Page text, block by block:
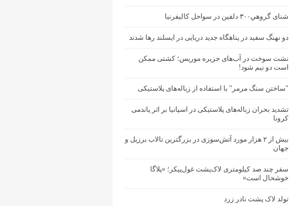
شنای گروهیِ۳۰۰ دلفین در سواحل کالیفرنیا
دو نهنگ‌ سفید در پناهگاه جدید دریایی در ایسلند رها شدند
نشت سوخت در آب‌های جزیره موریس؛ کشتی ممکن
است دو نیم شود!
"ساختن سنگ مرمر" با استفاده از زباله‌های پلاستیکی
تشدید بحران زباله‌های پلاستیکی در اسپانیا بر اثر پاندمی
کرونا
بیش از ۲ هزار مورد آتش‌سوزی در بزرگترین تالاب برزیل و
جهان
سفر چند صد کیلومتری لاک‌پشت غول‌پیکر؛ «پلاگا
خوشحال است»
تولد لاک پشت نادر زرد